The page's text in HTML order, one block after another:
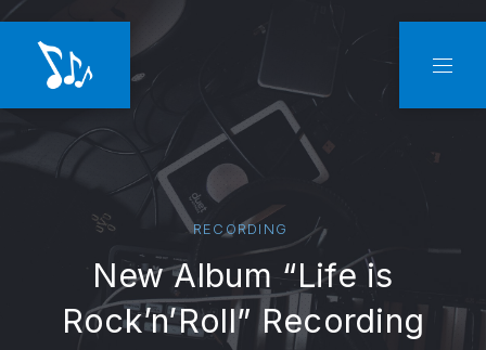
RECORDING
New Album “Life is
Rock’n’Roll” Recording